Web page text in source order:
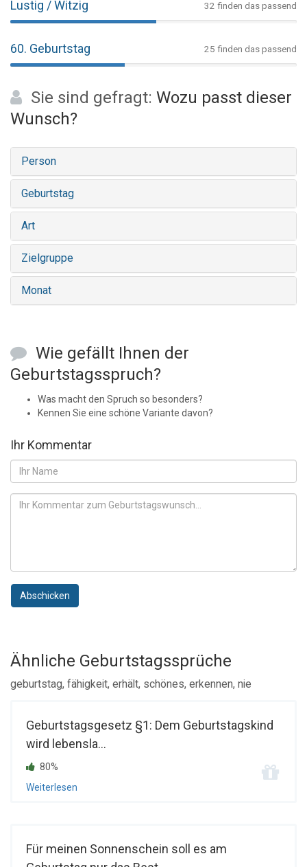
Lustig / Witzig 32 finden das passend
60. Geburtstag 25 finden das passend
Sie sind gefragt: Wozu passt dieser
Wunsch?
Person
Geburtstag
Art
Zielgruppe
Monat
Wie gefällt Ihnen der
Geburtstagsspruch?
Was macht den Spruch so besonders?
Kennen Sie eine schöne Variante davon?
Ihr Kommentar
Abschicken
Ähnliche Geburtstagssprüche
geburtstag, fähigkeit, erhält, schönes, erkennen, nie
Geburtstagsgesetz §1: Dem Geburtstagskind
wird lebensla...
80%
Weiterlesen
Für meinen Sonnenschein soll es am